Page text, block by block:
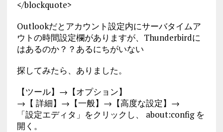
</blockquote>
Outlookだとアカウント設定内にサーバタイムア
ウトの時間設定欄がありますが、Thunderbirdに
はあるのか？？あるにちがいない
探してみたら、ありました。
【ツール】→【オプション】
→【 詳細】→【一般】→【高度な設定】→
「設定エディタ」をクリックし、 about:config を
開く。